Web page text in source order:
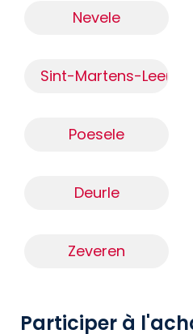
Nevele
Sint-Martens-Leerne
Poesele
Deurle
Zeveren
Participer à